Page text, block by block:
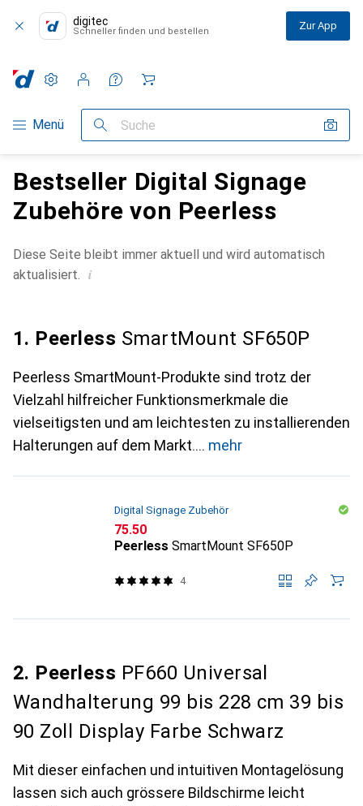
digitec
Schneller finden und bestellen Zur App
Navigation nach Kategorien
Menü Suche
Einstellungen
Kundenkonto
Vergleichslisten
Merklisten
Warenkorb
Bestseller Digital Signage
Zubehöre von Peerless
Diese Seite bleibt immer aktuell und wird automatisch
aktualisiert. i
1. Peerless SmartMount SF650P
Peerless SmartMount-Produkte sind trotz der
Vielzahl hilfreicher Funktionsmerkmale die
vielseitigsten und am leichtesten zu installierenden
Halterungen auf dem Markt.
mehr
Digital Signage Zubehör
CHF
75.50
Peerless SmartMount SF650P
4
2. Peerless PF660 Universal
Wandhalterung 99 bis 228 cm 39 bis
90 Zoll Display Farbe Schwarz
Mit dieser einfachen und intuitiven Montagelösung
lassen sich auch grössere Bildschirme leicht